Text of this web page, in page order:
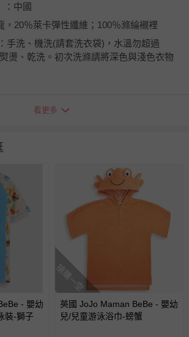
：中國
，20％萊卡彈性纖維；100％滌綸襯裡
手洗、機洗(請套洗衣袋)，水溫勿超過
燙、乾洗。初次洗滌請將深色與淺色衣物
享有7天的鑑賞期／猶豫期權益，但此期間
生的運費，將由媽咪愛負責處理，若非瑕疵
查詢訂單』>『已出貨』中查詢該筆訂單，
貨』即可進行申請。若有相關退貨問題，請
客服ID: @mamilove
我們將依序為您處理
贈…等活動，如因部份退貨，而該訂單保
門檻，將以原價計算，活動贈品亦需一併退
費者保護法的規定，不適用七天鑑賞期/猶
看更多
- 嬰幼
裝-獅子
搶購一空
英國 JoJo Maman BeBe - 嬰幼
兒/兒童游泳浴巾-螃蟹